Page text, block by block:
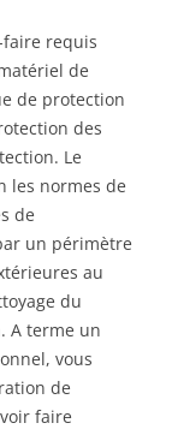
requis
de
de protection
des
Le
les normes de
de
un périmètre
au
du
A terme un
vous
de
faire